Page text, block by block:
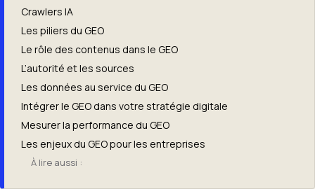
Crawlers IA
Les piliers du GEO
Le rôle des contenus dans le GEO
L’autorité et les sources
Les données au service du GEO
Intégrer le GEO dans votre stratégie digitale
Mesurer la performance du GEO
Les enjeux du GEO pour les entreprises
À lire aussi :